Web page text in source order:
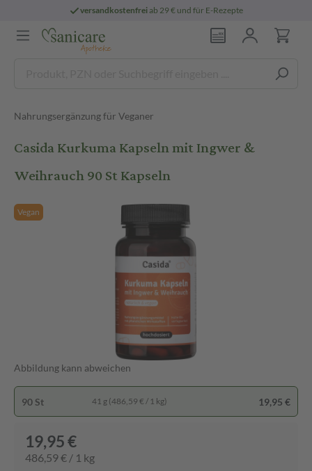
versandkostenfreiab 29 € und für E-Rezepte
Nahrungsergänzung für Veganer
Casida Kurkuma Kapseln mit Ingwer &
Weihrauch 90 St Kapseln
Vegan
Abbildung kann abweichen
90 St 41 g (486,59 € / 1 kg) 19,95 €
19,95 €
486,59 € / 1 kg